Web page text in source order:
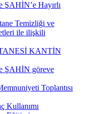
Hayırlı
Temizliği ve
ile ilişkili
KANTİN
ŞAHİN göreve
Toplantısı
Kullanımı